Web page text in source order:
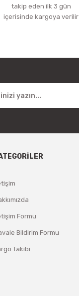
takip eden ilk 3 gün
içerisinde kargoya verilir
Formu
Bildirim Formu
Takibi